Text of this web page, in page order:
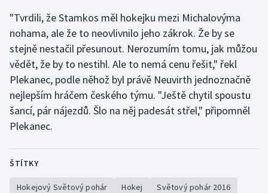
"Tvrdili, že Stamkos měl hokejku mezi Michalovýma
nohama, ale že to neovlivnilo jeho zákrok. Že by se
stejně nestačil přesunout. Nerozumím tomu, jak můžou
vědět, že by to nestihl. Ale to nemá cenu řešit," řekl
Plekanec, podle něhož byl právě Neuvirth jednoznačně
nejlepším hráčem českého týmu. "Ještě chytil spoustu
šancí, pár nájezdů. Šlo na něj padesát střel," připomněl
Plekanec.
ŠTÍTKY
Hokejový Světový pohár Hokej Světový pohár 2016